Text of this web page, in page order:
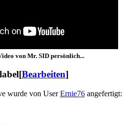
von Mr. SID persönlich...
[Bearbeiten]
wurde von UserErnie76 angefertigt: